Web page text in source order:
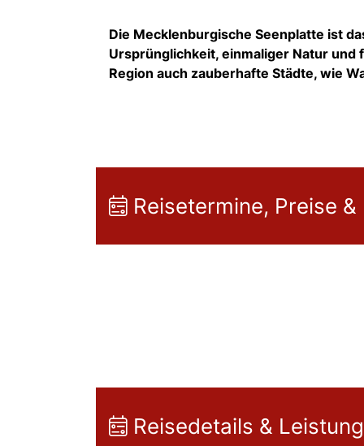
Die Mecklenburgische Seenplatte ist
Ursprünglichkeit, einmaliger Natur
Region auch zauberhafte Städte, wie
Reisetermine, Preise &
Reisedetails &